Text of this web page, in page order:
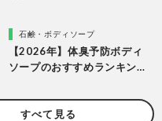
石鹸・ボディソープ
【2026年】体臭予防ボディ
ソープのおすすめランキン
人気商品を比較
すべて見る